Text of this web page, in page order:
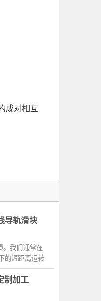
成对相互
导轨滑块
。我们通常在
的短距离运转
制加工